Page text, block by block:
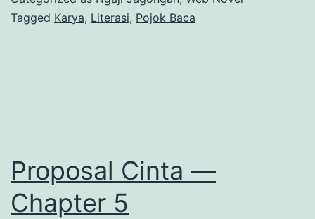
Tagged Karya, Literasi, Pojok Baca
Proposal Cinta —
Chapter 5